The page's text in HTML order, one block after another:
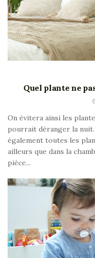
Quel plante ne
On évitera ainsi les
pourrait déranger la nuit.
également toutes les
ailleurs que dans la
pièce...